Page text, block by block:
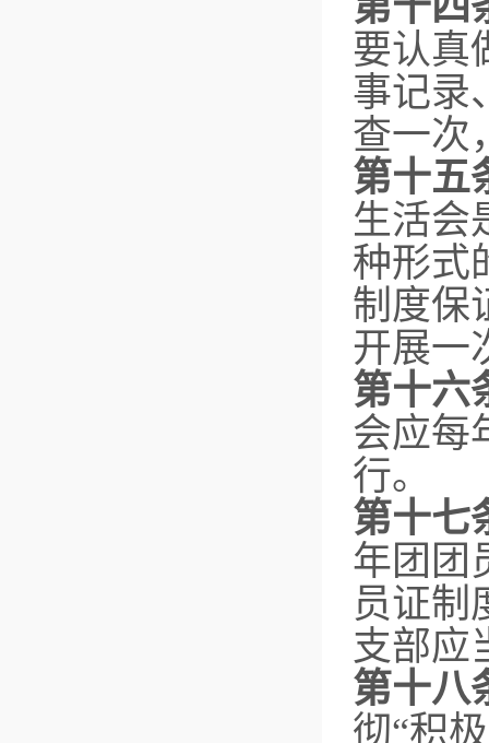
要认真
事记录
查一次
第十五
生活会
种形式
制度保
开展一
第十六
会应每
行。
第十七
年团团
员证制
支部应
第十八
彻“积